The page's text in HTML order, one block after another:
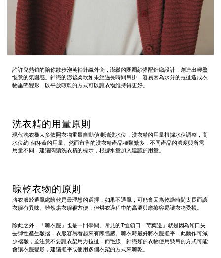
許許兒熱銷的陪你散步泡芙袖針織外套 ，澎鬆的圈圈紗搭配針織設計，創造出輕盈
愜意的氛圍感。針織的澎鬆柔軟如果經過長時間吊掛，容易因為水分的拉扯造成衣
物垂墜變形，以平放晾乾的方式可以讓衣物維持得更好。
洗衣精的用量原則
現代洗衣機大多依照衣物重量自動偵測清洗水位，洗衣精的用量根據水位調整，高
水位約1個杯蓋的用量。然而市售的洗衣精產品種類繁多，不同產品的濃度與所需
用量不同，建議閱讀洗衣精的標示，根據水量加入建議的用量。
晾乾衣物的原則
將衣服於通風處陰乾是最理想的選擇，如果不通風，可能會因為乾燥時間太長而讓
衣服有異味。雖然烘衣服很方便，但烘衣過程中的高溫與摩擦容易讓衣物受損。
除此之外，「晾衣服」也是一門學問。常見的T恤領口「荷葉邊」就是因為領口失
去彈性產生皺摺，衣服容易看起來有陳舊感。晾衣時最好將衣服攤平，此動作可減
少褶皺，並注意不要讓衣架用力拉扯，而毛線、針織類的衣物使用懸吊的方式可能
會讓衣服變形，建議攤平或使用多個衣架的方式來晾乾。